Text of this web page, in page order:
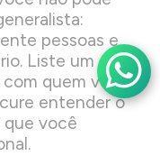
pessoas e
Liste um
com quem você
entender o
você